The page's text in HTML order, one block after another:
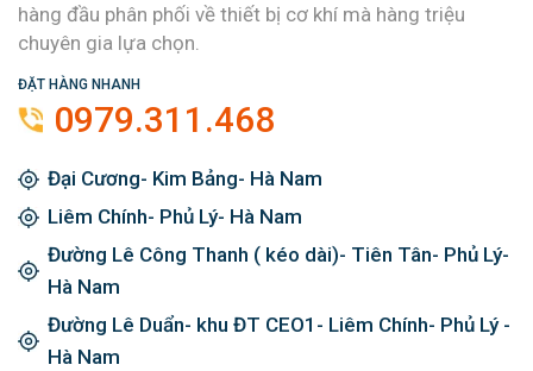
hàng đầu phân phối về thiết bị cơ khí mà hàng triệu
chuyên gia lựa chọn.
ĐẶT HÀNG NHANH
0979.311.468
Đại Cương- Kim Bảng- Hà Nam
Liêm Chính- Phủ Lý- Hà Nam
Đường Lê Công Thanh ( kéo dài)- Tiên Tân- Phủ Lý-
Hà Nam
Đường Lê Duẩn- khu ĐT CEO1- Liêm Chính- Phủ Lý -
Hà Nam